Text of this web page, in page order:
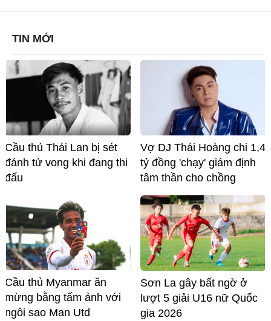
TIN MỚI
Cầu thủ Thái Lan bị sét
đánh tử vong khi đang thi
đấu
Vợ DJ Thái Hoàng chi 1,4
tỷ đồng 'chạy' giám định
tâm thần cho chồng
Cầu thủ Myanmar ăn
mừng bằng tấm ảnh với
ngôi sao Man Utd
Sơn La gây bất ngờ ở
lượt 5 giải U16 nữ Quốc
gia 2026